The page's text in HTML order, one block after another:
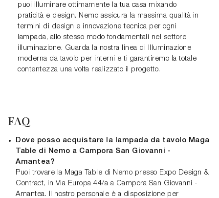
puoi illuminare ottimamente la tua casa mixando
praticità e design. Nemo assicura la massima qualità in
termini di design e innovazione tecnica per ogni
lampada, allo stesso modo fondamentali nel settore
illuminazione. Guarda la nostra linea di Illuminazione
moderna da tavolo per interni e ti garantiremo la totale
contentezza una volta realizzato il progetto.
FAQ
Dove posso acquistare la lampada da tavolo Maga
Table di Nemo a Campora San Giovanni -
Amantea?
Puoi trovare la Maga Table di Nemo presso Expo Design &
Contract, in Via Europa 44/a a Campora San Giovanni -
Amantea. Il nostro personale è a disposizione per